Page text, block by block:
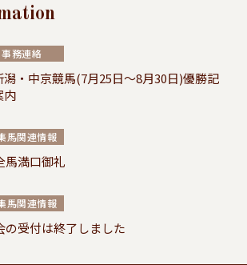
事務連絡
・中京競馬(7月25日～8月30日)優勝記
内
馬関連情報
馬満口御礼
馬関連情報
の受付は終了しました